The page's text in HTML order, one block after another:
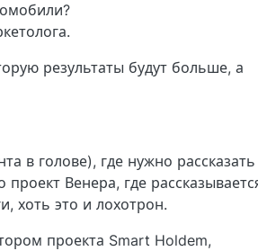
результаты будут больше, а
в голове), где нужно рассказать
Венера, где
хоть это и лохотрон.
проекта Smart Holdem,